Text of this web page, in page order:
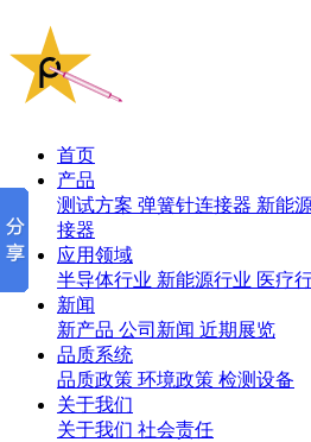
首页
产品
测试方案 弹簧针连接器 新能
接器
应用领域
半导体行业 新能源行业 医疗
新闻
新产品 公司新闻 近期展览
品质系统
品质政策 环境政策 检测设备
关于我们
关于我们 社会责任